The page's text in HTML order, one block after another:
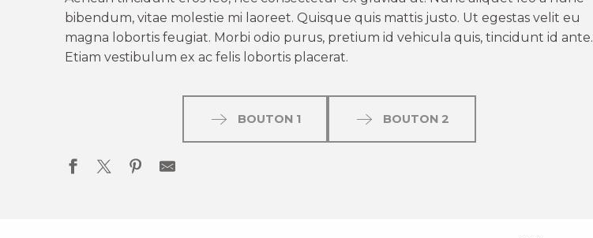
bibendum, vitae molestie mi laoreet. Quisque quis mattis justo. Ut egestas velit eu
magna lobortis feugiat. Morbi odio purus, pretium id vehicula quis, tincidunt id ante.
Etiam vestibulum ex ac felis lobortis placerat.
BOUTON 1 BOUTON 2